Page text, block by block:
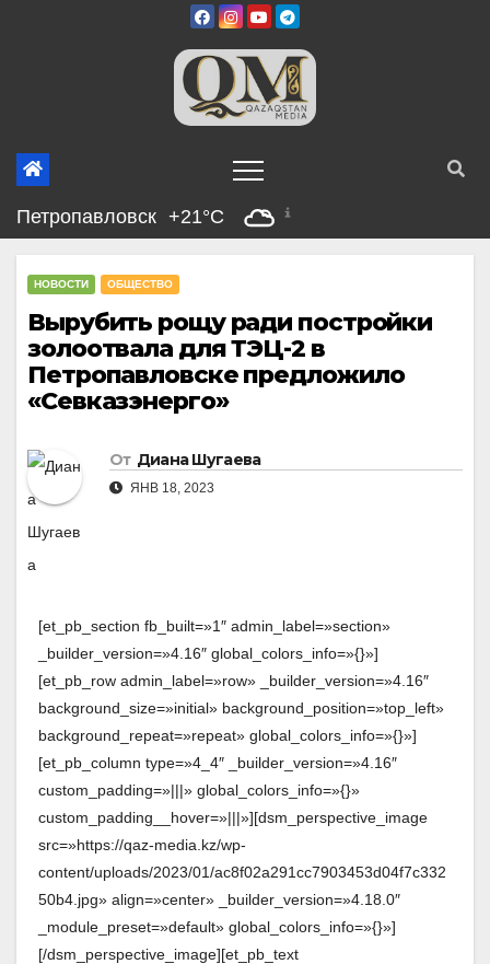
Петропавловск +21°C
НОВОСТИ ОБЩЕСТВО
Вырубить рощу ради постройки
золоотвала для ТЭЦ-2 в
Петропавловске предложило
«Севказэнерго»
От Диана Шугаева
ЯНВ 18, 2023
[et_pb_section fb_built=»1″ admin_label=»section»
_builder_version=»4.16″ global_colors_info=»{}»]
[et_pb_row admin_label=»row» _builder_version=»4.16″
background_size=»initial» background_position=»top_left»
background_repeat=»repeat» global_colors_info=»{}»]
[et_pb_column type=»4_4″ _builder_version=»4.16″
custom_padding=»|||» global_colors_info=»{}»
custom_padding__hover=»|||»][dsm_perspective_image
src=»https://qaz-media.kz/wp-
content/uploads/2023/01/ac8f02a291cc7903453d04f7c332
50b4.jpg» align=»center» _builder_version=»4.18.0″
_module_preset=»default» global_colors_info=»{}»]
[/dsm_perspective_image][et_pb_text